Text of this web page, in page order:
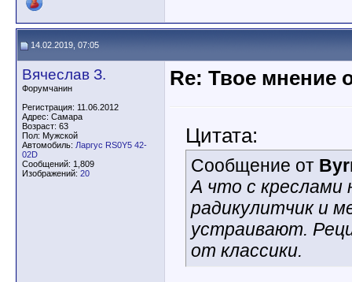
14.02.2019, 07:05
Вячеслав З.
Форумчанин
Регистрация: 11.06.2012
Адрес: Самара
Возраст: 63
Пол: Мужской
Автомобиль: Ларгус RS0Y5 42-
02D
Сообщений: 1,809
Изображений: 20
Re: Твое мнение
Цитата:
Сообщение от
А что с
радикулитчик и
устраивают.
от классики.